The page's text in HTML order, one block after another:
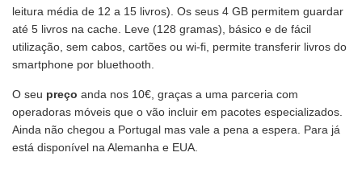
leitura média de 12 a 15 livros). Os seus 4 GB permitem guardar
até 5 livros na cache. Leve (128 gramas), básico e de fácil
utilização, sem cabos, cartões ou wi-fi, permite transferir livros do
smartphone por bluethooth.
O seu preço anda nos 10€, graças a uma parceria com
operadoras móveis que o vão incluir em pacotes especializados.
Ainda não chegou a Portugal mas vale a pena a espera. Para já
está disponível na Alemanha e EUA.